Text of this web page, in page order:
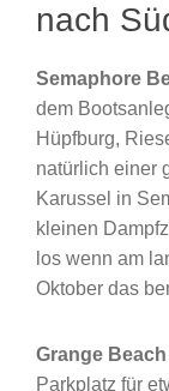
nach
Semaphore
dem
Hüpfburg,
natürlich einer
Karussel in
kleinen
los wenn am
Oktober das
Grange Beach
Parkplatz für